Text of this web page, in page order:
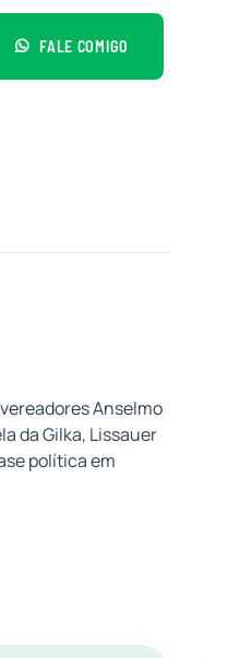
FALE COMIGO
Anselmo
da Gilka, Lissauer
política em